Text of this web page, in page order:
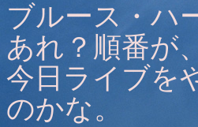
ブルース・ハ
あれ？順番が
今日ライブを
のかな。